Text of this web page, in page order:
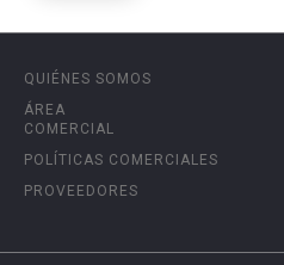
QUIÉNES SOMOS
ÁREA
COMERCIAL
POLÍTICAS COMERCIALES
PROVEEDORES